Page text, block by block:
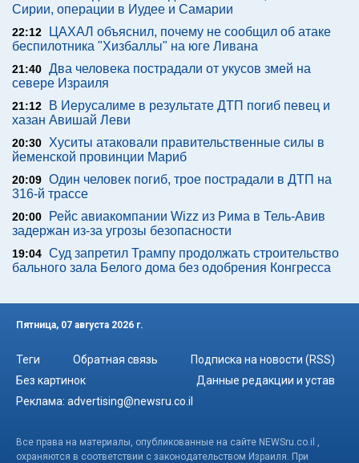
Сирии, операции в Иудее и Самарии
22:12
ЦАХАЛ объяснил, почему не сообщил об атаке
беспилотника "Хизбаллы" на юге Ливана
21:40 Два человека пострадали от укусов змей на
севере Израиля
21:12
В Иерусалиме в результате ДТП погиб певец и
хазан Авишай Леви
20:30
Хуситы атаковали правительственные силы в
йеменской провинции Мариб
20:09 Один человек погиб, трое пострадали в ДТП на
316-й трассе
20:00
Рейс авиакомпании Wizz из Рима в Тель-Авив
задержан из-за угрозы безопасности
19:04 Суд запретил Трампу продолжать строительство
бального зала Белого дома без одобрения Конгресса
Пятница, 07 августа 2026 г.
Теги Обратная связь
Подписка на новости (RSS)
Без картинок
Данные редакции и устав
Реклама: advertising@newsru.co.il
Все права на материалы, опубликованные на сайте NEWSru.co.il ,
охраняются в соответствии с законодательством Израиля. При